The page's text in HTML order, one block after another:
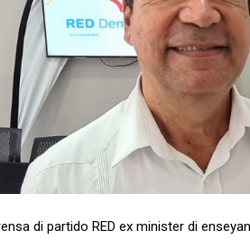
di partido RED ex minister di